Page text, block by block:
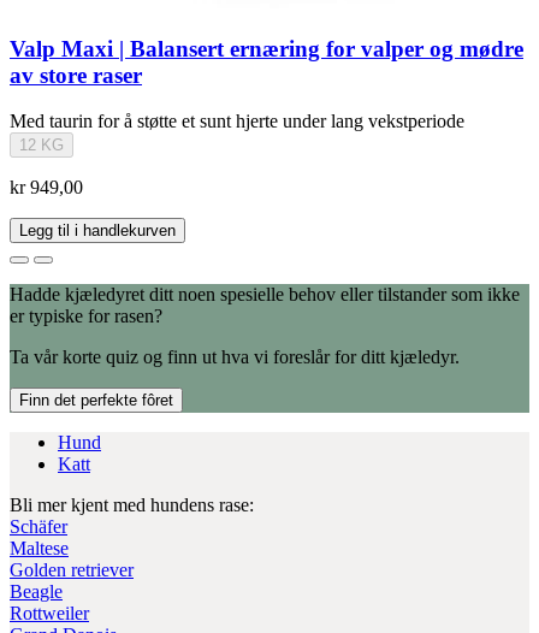
Valp Maxi | Balansert ernæring for valper og mødre
av store raser
Med taurin for å støtte et sunt hjerte under lang vekstperiode
12 KG
kr 949,00
Legg til i handlekurven
Hadde kjæledyret ditt noen spesielle behov eller tilstander som ikke
er typiske for rasen?
Ta vår korte quiz og finn ut hva vi foreslår for ditt kjæledyr.
Finn det perfekte fôret
Hund
Katt
Bli mer kjent med hundens rase:
Schäfer
Maltese
Golden retriever
Beagle
Rottweiler